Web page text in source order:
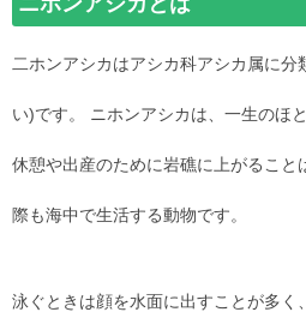
二ホンアシカはアシカ科アシカ属に分
い)です。 ニホンアシカは、一生のほ
休憩や出産のために岩礁に上がること
際も海中で生活する動物です。
泳ぐときは顔を水面に出すことが多く